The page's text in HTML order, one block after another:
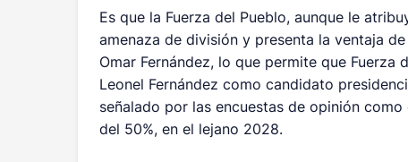
Es que la Fuerza del Pueblo, aunque le
amenaza de división y presenta la ventaja
Omar Fernández, lo que permite que Fuerza
Leonel Fernández como candidato
señalado por las encuestas de opinión
del 50%, en el lejano 2028.